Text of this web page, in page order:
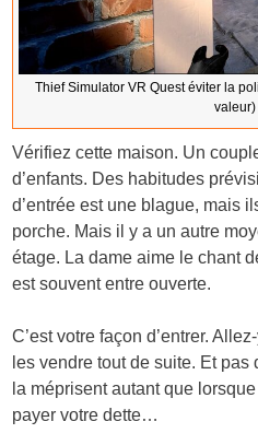
Thief Simulator VR Quest éviter la
valeur)
Vérifiez cette maison. Un
d’enfants. Des habitudes
d’entrée est une blague, mais
porche. Mais il y a un autre
étage. La dame aime le chant
est souvent entre ouverte.
C’est votre façon d’entrer.
les vendre tout de suite. Et
la méprisent autant que
payer votre dette…